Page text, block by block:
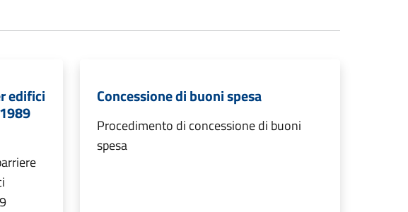
edifici Concessione di buoni spesa
Procedimento di concessione di buoni
spesa